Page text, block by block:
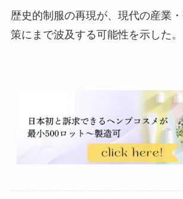
歴史的制服の再現が、現代の産業
策にまで波及する可能性を示した。